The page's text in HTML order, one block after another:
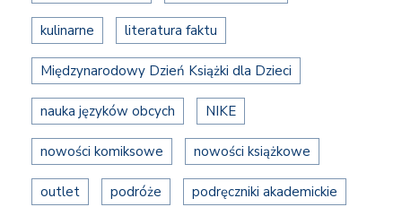
kulinarne literatura faktu
Międzynarodowy Dzień Książki dla Dzieci
nauka języków obcych NIKE
nowości komiksowe nowości książkowe
outlet podróże podręczniki akademickie